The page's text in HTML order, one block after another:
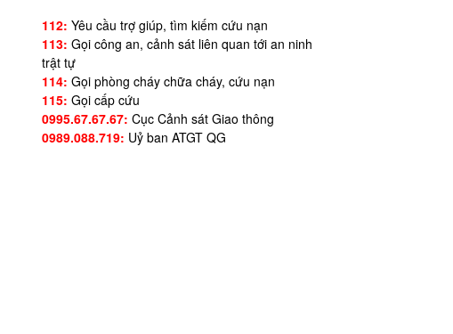
112: Yêu cầu trợ giúp, tìm kiếm cứu nạn
113: Gọi công an, cảnh sát liên quan tới an ninh
trật tự
114: Gọi phòng cháy chữa cháy, cứu nạn
115: Gọi cấp cứu
0995.67.67.67: Cục Cảnh sát Giao thông
0989.088.719: Uỷ ban ATGT QG